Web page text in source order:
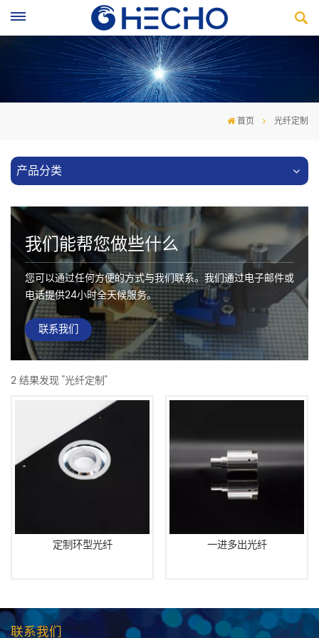
首页 光纤定制
产品分类
我们能帮您做些什么
您可以通过任何方便的方式与我们联系。我们通过电子邮件或
电话提供24小时全天候服务。
联系我们
2 结果发现 "光纤定制"
定制环型光纤 一进多出光纤
联系我们